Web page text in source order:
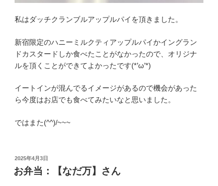
私はダッチクランブルアップルパイを頂きました。
新宿限定のハニーミルクティアップルパイかイングラン
ドカスタードしか食べたことがなかったので、オリジナ
ルを頂くことができてよかったです(*’ω’*)
イートインが混んでるイメージがあるので機会があった
ら今度はお店でも食べてみたいなと思いました。
ではまた(^^)/~~~
投
稿
日:
2025年4月3日
お弁当：【なだ万】さん